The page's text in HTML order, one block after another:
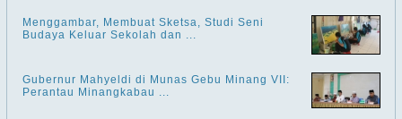
Menggambar, Membuat Sketsa, Studi Seni
Budaya Keluar Sekolah dan ...
Gubernur Mahyeldi di Munas Gebu Minang VII:
Perantau Minangkabau ...